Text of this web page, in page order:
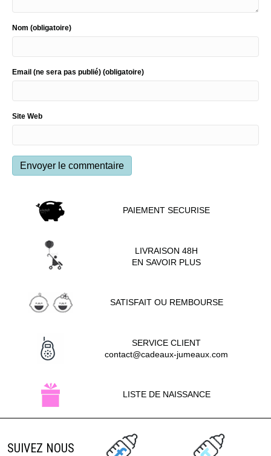
Nom (obligatoire)
Email (ne sera pas publié) (obligatoire)
Site Web
PAIEMENT SECURISE
LIVRAISON 48H
EN SAVOIR PLUS
SATISFAIT OU REMBOURSE
SERVICE CLIENT
contact@cadeaux-jumeaux.com
LISTE DE NAISSANCE
SUIVEZ NOUS